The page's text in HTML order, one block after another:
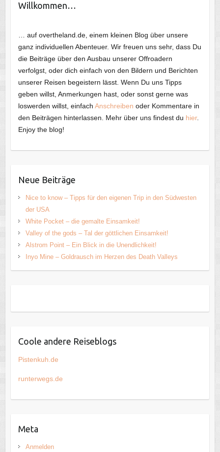
Willkommen…
… auf overtheland.de, einem kleinen Blog über unsere
ganz individuellen Abenteuer. Wir freuen uns sehr, dass Du
die Beiträge über den Ausbau unserer Offroadern
verfolgst, oder dich einfach von den Bildern und Berichten
unserer Reisen begeistern lässt. Wenn Du uns Tipps
geben willst, Anmerkungen hast, oder sonst gerne was
loswerden willst, einfach Anschreiben oder Kommentare in
den Beiträgen hinterlassen. Mehr über uns findest du hier.
Enjoy the blog!
Neue Beiträge
Nice to know – Tipps für den eigenen Trip in den Südwesten
der USA
White Pocket – die gemalte Einsamkeit!
Valley of the gods – Tal der göttlichen Einsamkeit!
Alstrom Point – Ein Blick in die Unendlichkeit!
Inyo Mine – Goldrausch im Herzen des Death Valleys
Coole andere Reiseblogs
Pistenkuh.de
runterwegs.de
Meta
Anmelden